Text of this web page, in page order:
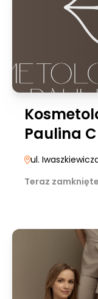
Paulina
ul. Iwaszkiewicza
Teraz zamknięte